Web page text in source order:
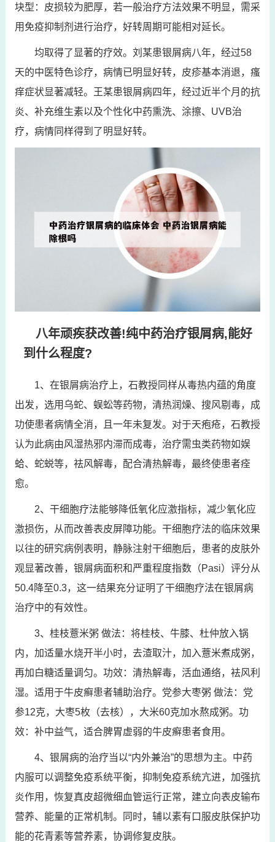
块型：皮损较为肥厚，若一般治疗方法效果不明显，需采
用免疫抑制剂进行治疗，好转周期可能相对延长。
均取得了显著的疗效。刘某患银屑病八年，经过58
天的中医特色诊疗，病情已明显好转，皮疹基本消退，瘙
痒症状显著减轻。王某患银屑病四年，经过近半个月的抗
炎、补充维生素以及个性化中药熏洗、涂擦、UVB治
疗，病情同样得到了明显好转。
八年顽疾获改善!纯中药治疗银屑病,能好
到什么程度?
1、在银屑病治疗上，石教授同样从毒热内蕴的角度
出发，选用乌蛇、蜈蚣等药物，清热润燥、搜风剔毒，成
功使患者病情全消，且一年未复发。对于天疱疮，石教授
认为此病由风湿热邪内滞而成毒，治疗需虫类药物如娱
蛤、蛇蜕等，祛风解毒，配合清热解毒，最终使患者痊
愈。
2、干细胞疗法能够降低氧化应激指标，减少氧化应
激损伤，从而改善表皮屏障功能。干细胞疗法的临床效果
以往的研究病例表明，静脉注射干细胞后，患者的皮肤外
观显著改善，银屑病面积和严重程度指数（Pasi）评分从
50.4降至0.3，这一结果充分证明了干细胞疗法在银屑病
治疗中的有效性。
3、桂枝薏米粥 做法：将桂枝、牛膝、杜仲放入锅
内，加适量水烧开半小时，去渣取汁，加入薏米煮成粥，
再加白糖适量调匀。功效：清热解毒，活血通络，袪风利
湿。适用于牛皮癣患者辅助治疗。党参大枣粥 做法：党
参12克，大枣5枚（去核），大米60克加水熬成粥。功
效：补中益气，适合脾胃虚弱的牛皮癣患者食用。
4、银屑病的治疗当以“内外兼治”的思想为主。中药
内服可以调整免疫系统平衡，抑制免疫系统亢进，加强抗
炎作用，恢复真皮超微细血管运行正常，建立向表皮输布
营养、能量的正常机制。同时，辅以素有口服皮肤保护功
能的花青素等营养素，协调修复皮肤。